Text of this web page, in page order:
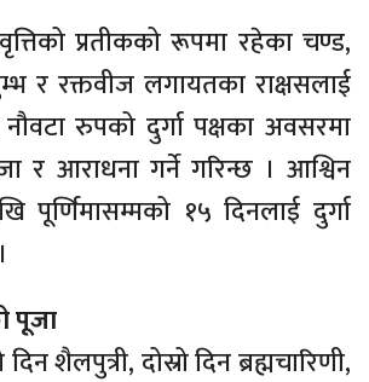
प्रतीकको रूपमा रहेका चण्ड,
र रक्तवीज लगायतका राक्षसलाई
रुपको दुर्गा पक्षका अवसरमा
र आराधना गर्ने गरिन्छ । आश्विन
पूर्णिमासम्मको १५ दिनलाई दुर्गा
पूजा
शैलपुत्री, दोस्रो दिन ब्रह्मचारिणी,